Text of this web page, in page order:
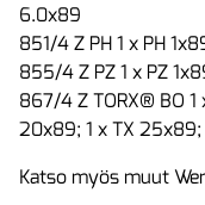
6.0x89
851/4 Z PH 1 x PH
855/4 Z PZ 1 x PZ
867/4 Z TORX® BO 1
20x89; 1 x TX
Katso myös muut